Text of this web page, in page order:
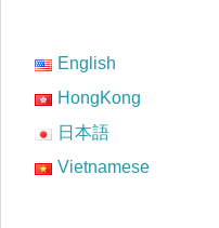
English
HongKong
日本語
Vietnamese